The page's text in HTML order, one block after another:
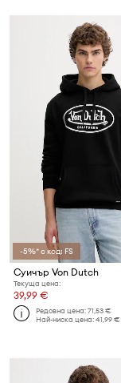
-5%* с код: FS
Суичър Von Dutch
Текуща цена:
39,99 €
Редовна цена:71,53 €
Най-ниска цена:41,99 €